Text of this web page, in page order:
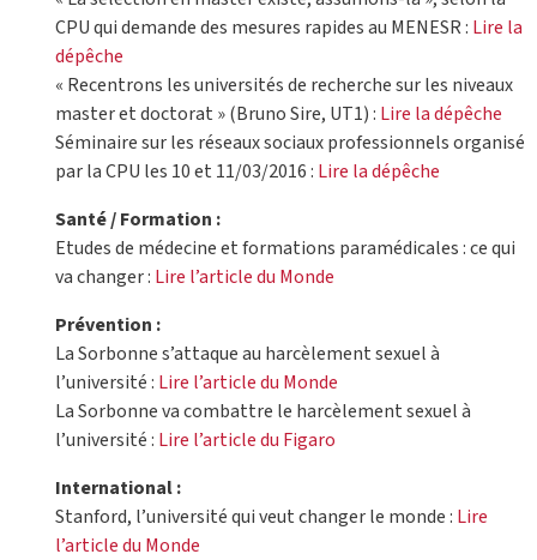
CPU qui demande des mesures rapides au MENESR : Lire la
dépêche
« Recentrons les universités de recherche sur les niveaux
master et doctorat » (Bruno Sire, UT1) : Lire la dépêche
Séminaire sur les réseaux sociaux professionnels organisé
par la CPU les 10 et 11/03/2016 : Lire la dépêche
Santé / Formation :
Etudes de médecine et formations paramédicales : ce qui
va changer : Lire l’article du Monde
Prévention :
La Sorbonne s’attaque au harcèlement sexuel à
l’université : Lire l’article du Monde
La Sorbonne va combattre le harcèlement sexuel à
l’université : Lire l’article du Figaro
International :
Stanford, l’université qui veut changer le monde : Lire
l’article du Monde